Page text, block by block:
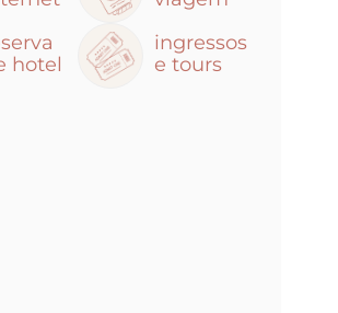
hotel
ingressos
e tours